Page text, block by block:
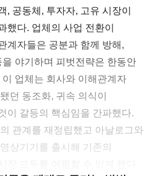
, 공동체, 투자자, 고유 시장이
했다. 업체의 사업 전환이
계자들은 공분과 함께 방해,
야기하며 피벗전략은 한동안
업체는 회사와 이해관계자
던 동조화, 귀속 의식이
이 갈등의 핵심임을 간파했다.
관계를 재정립했고 아날로그와
상기기를 출시해 기존의